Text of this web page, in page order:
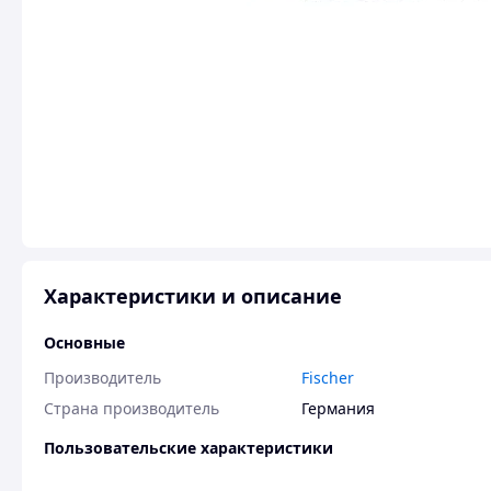
Характеристики и описание
Основные
Производитель
Fischer
Страна производитель
Германия
Пользовательские характеристики